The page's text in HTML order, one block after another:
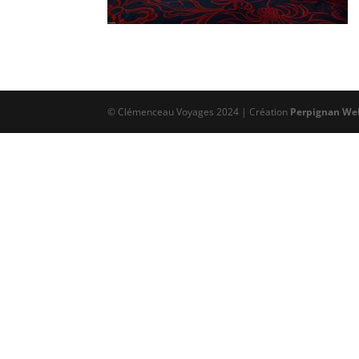
© Clémenceau Voyages 2024 | Création Perpignan